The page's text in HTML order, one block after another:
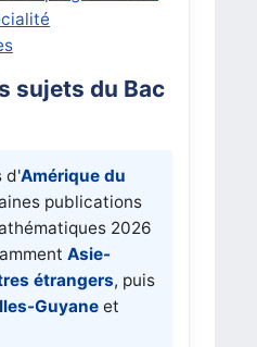
sujets du Bac
d'Amérique du
publications
2026
Asie-
étrangers, puis
Guyaneet